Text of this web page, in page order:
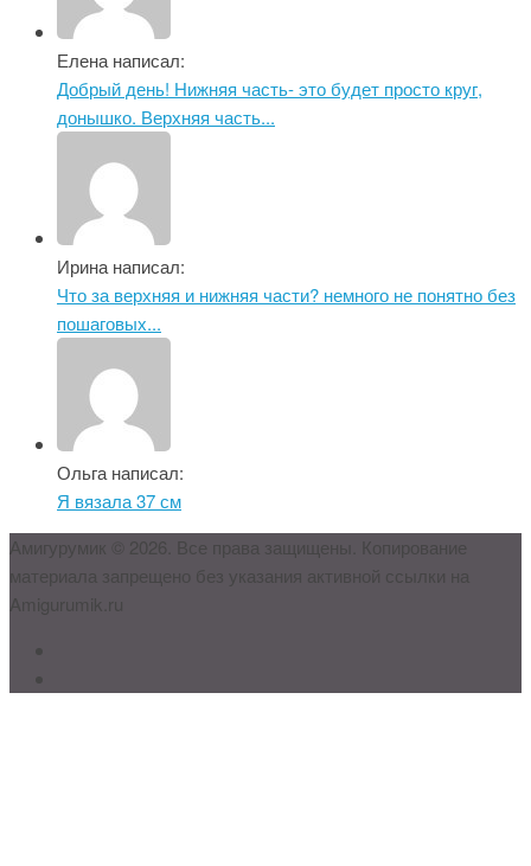
Елена написал:
Добрый день! Нижняя часть- это будет просто круг,
донышко. Верхняя часть...
Ирина написал:
Что за верхняя и нижняя части? немного не понятно без
пошаговых...
Ольга написал:
Я вязала 37 см
Амигурумик © 2026. Все права защищены. Копирование
материала запрещено без указания активной ссылки на
Amigurumik.ru